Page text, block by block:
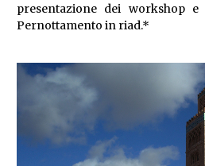
presentazione dei workshop
Pernottamento in riad.*